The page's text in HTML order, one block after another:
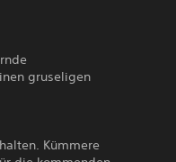
gruseligen
Kümmere